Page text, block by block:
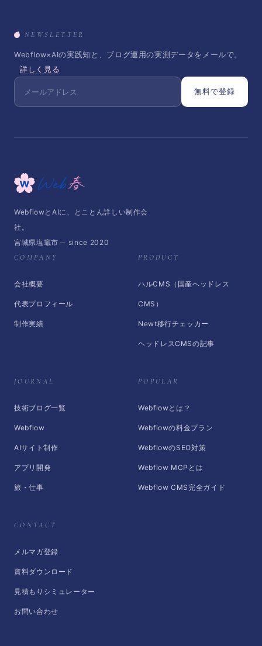
NEWSLETTER
Webflow×AIの実践知と、ブログ運用の実測データをメールで。
詳しく見る
無料で登録
WebflowとAIに、とことん詳しい制作会
社。
宮城県塩竈市 ─ since 2020
COMPANY
会社概要
代表プロフィール
制作実績
PRODUCT
ハルCMS（国産ヘッドレス
CMS）
Newt移行チェッカー
ヘッドレスCMSの記事
JOURNAL
技術ブログ一覧
Webflow
AIサイト制作
アプリ開発
旅・仕事
POPULAR
Webflowとは？
Webflowの料金プラン
WebflowのSEO対策
Webflow MCPとは
Webflow CMS完全ガイド
CONTACT
メルマガ登録
資料ダウンロード
見積もりシミュレーター
お問い合わせ